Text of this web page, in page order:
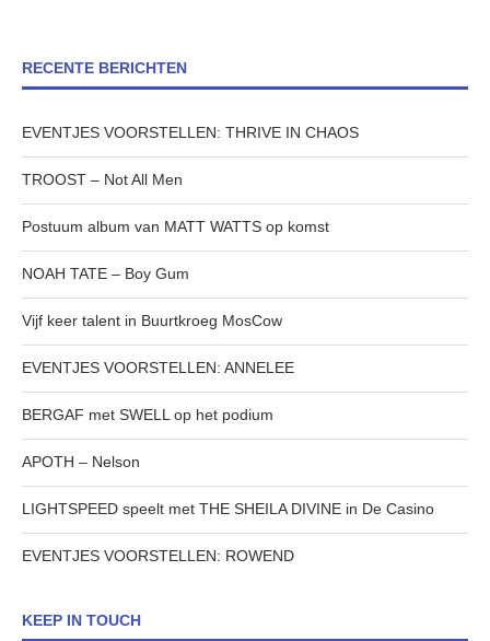
RECENTE BERICHTEN
EVENTJES VOORSTELLEN: THRIVE IN CHAOS
TROOST – Not All Men
Postuum album van MATT WATTS op komst
NOAH TATE – Boy Gum
Vijf keer talent in Buurtkroeg MosCow
EVENTJES VOORSTELLEN: ANNELEE
BERGAF met SWELL op het podium
APOTH – Nelson
LIGHTSPEED speelt met THE SHEILA DIVINE in De Casino
EVENTJES VOORSTELLEN: ROWEND
KEEP IN TOUCH